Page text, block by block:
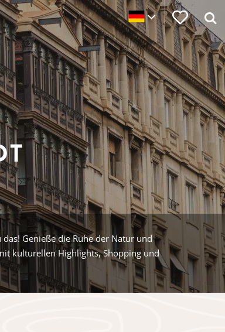
Genieße die Ruhe der Natur und
kulturellen Highlights, Shopping und